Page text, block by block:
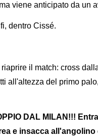
viene anticipato da un
dentro Cissé.
il match: cross
all'altezza del primo
DAL MILAN!!!
e insacca